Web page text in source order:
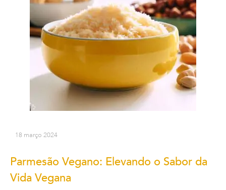
18 março 2024
Parmesão Vegano: Elevando o Sabor da
Vida Vegana